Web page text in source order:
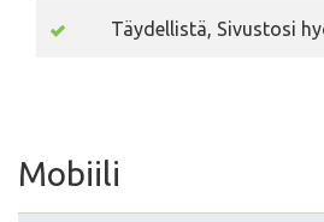
Täydellistä, Sivustosi
Mobiili